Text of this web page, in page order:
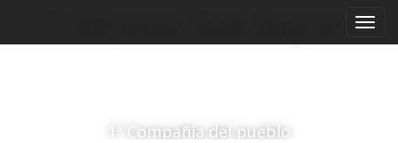
l
1ª Compañía del pueblo